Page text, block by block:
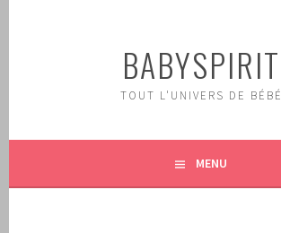
BABYSPIRIT
TOUT L'UNIVERS DE BÉBÉ
MENU